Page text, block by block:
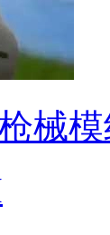
械